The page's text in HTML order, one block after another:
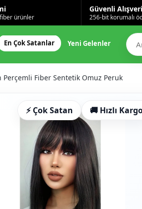
ürünler
Güvenli
256-bit korumalı
En Çok Satanlar Yeni Gelenler
Perçemli Fiber Sentetik Omuz Peruk
⚡ Çok Satan 🚚 Hızlı